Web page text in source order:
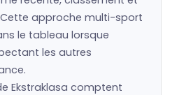
approche multi-sport
le tableau lorsque
les autres
Ekstraklasa comptent